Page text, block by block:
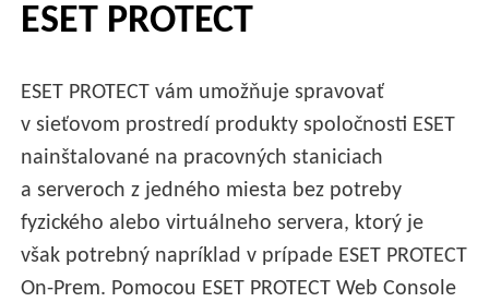
ESET PROTECT
ESET PROTECT vám umožňuje spravovať
v sieťovom prostredí produkty spoločnosti ESET
nainštalované na pracovných staniciach
a serveroch z jedného miesta bez potreby
fyzického alebo virtuálneho servera, ktorý je
však potrebný napríklad v prípade ESET PROTECT
On-Prem. Pomocou ESET PROTECT Web Console